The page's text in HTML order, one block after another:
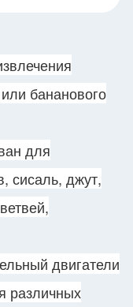
бананового
для
сисаль, джут,
двигатели
различных